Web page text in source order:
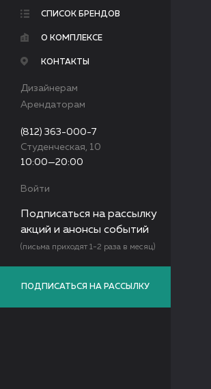
СПИСОК БРЕНДОВ
О КОМПЛЕКСЕ
КОНТАКТЫ
Дизайнерам
Арендаторам
(812) 363-000-7
Студенческая, 10
10:00—20:00
Войти
Подписаться на рассылку
акций и анонсы событий
(письма приходят 1-2 раза в месяц)
ПОДПИСАТЬСЯ НА РАССЫЛКУ